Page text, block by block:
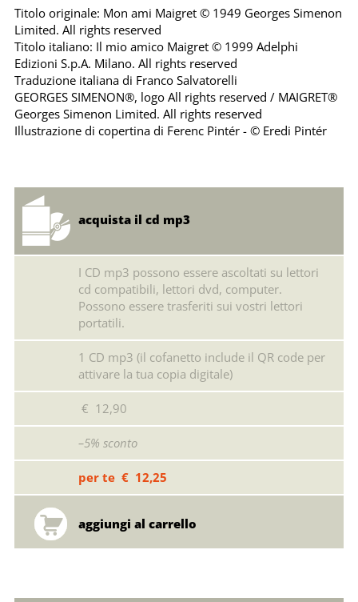
Titolo originale: Mon ami Maigret © 1949 Georges Simenon
Limited. All rights reserved
Titolo italiano: Il mio amico Maigret © 1999 Adelphi
Edizioni S.p.A. Milano. All rights reserved
Traduzione italiana di Franco Salvatorelli
GEORGES SIMENON®, logo All rights reserved / MAIGRET®
Georges Simenon Limited. All rights reserved
Illustrazione di copertina di Ferenc Pintér - © Eredi Pintér
acquista il cd mp3
I CD mp3 possono essere ascoltati su lettori
cd compatibili, lettori dvd, computer.
Possono essere trasferiti sui vostri lettori
portatili.
1 CD mp3 (il cofanetto include il QR code per
attivare la tua copia digitale)
€ 12,90
–5% sconto
per te € 12,25